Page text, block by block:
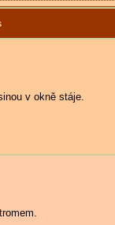
v okně stáje.